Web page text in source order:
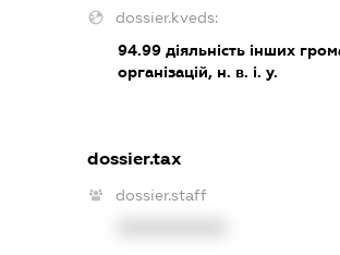
dossier.kveds:
94.99 діяльність інших
організацій, н. в. і. у.
dossier.tax
dossier.staff